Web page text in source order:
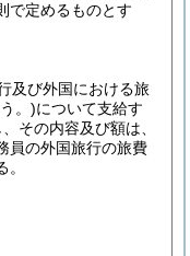
で定めるものとす
及び外国における旅
。)について支給す
その内容及び額は、
員の外国旅行の旅費